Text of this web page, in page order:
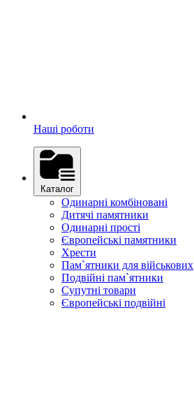
Наші роботи
Каталог
Одинарні комбіновані
Дитячі памятники
Одинарні прості
Європейські памятники
Хрести
Пам`ятники для військових
Подвійні пам`ятники
Супутні товари
Європейські подвійні